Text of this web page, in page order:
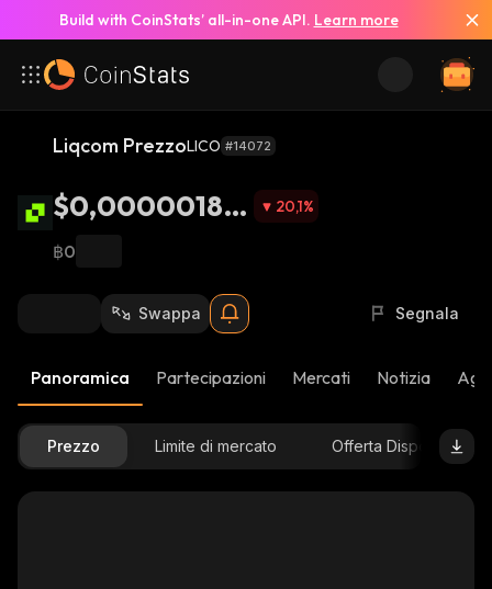
Build with CoinStats’ all-in-one API. Learn more
Liqcom PrezzoLICO #14072
$0,00000185
8
20,1%
฿0
Swappa Segnala
Panoramica Partecipazioni Mercati Notizia
Prezzo Limite di mercato Offerta Disponibile